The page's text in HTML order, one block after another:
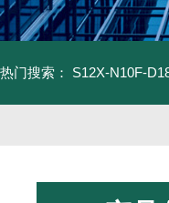
热门搜索： S12X-N10F-